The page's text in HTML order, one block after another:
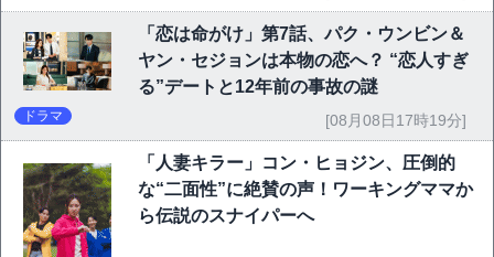
「恋は命がけ」第7話、パク・ウンビン＆
ヤン・セジョンは本物の恋へ？ “恋人すぎ
る”デートと12年前の事故の謎
ドラマ [08月08日17時19分]
「人妻キラー」コン・ヒョジン、圧倒的
な“二面性”に絶賛の声！ワーキングママか
ら伝説のスナイパーへ